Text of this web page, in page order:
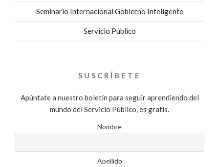
Seminario Internacional Gobierno Inteligente
Servicio Público
SUSCRÍBETE
Apúntate a nuestro boletín para seguir aprendiendo del
mundo del Servicio Público, es gratis.
Nombre
Apellido